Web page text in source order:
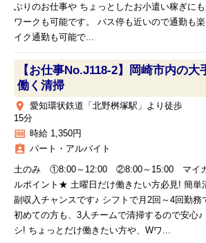
ぶりのお仕事や ちょっとしたお小遣い稼ぎに
ワークも可能です。 バス停も近いので通勤も
イク通勤も可能で...
【お仕事No.J118-2】岡崎市内の
働く清掃
place
愛知環状鉄道「北野桝塚駅」より徒歩
15分
money 時給 1,350円
assignment_ind パート・アルバイト
土のみ ①8:00～12:00 ②8:00～15:00 マイ
ルポイント★ 土曜日だけ働きたい方必見! 簡単
副収入チャンスです♪ シフトで月2回～4回勤務
初めての方も、3人チームで清掃するので安心
シ! ちょっとだけ働きたい方や、Wワ...